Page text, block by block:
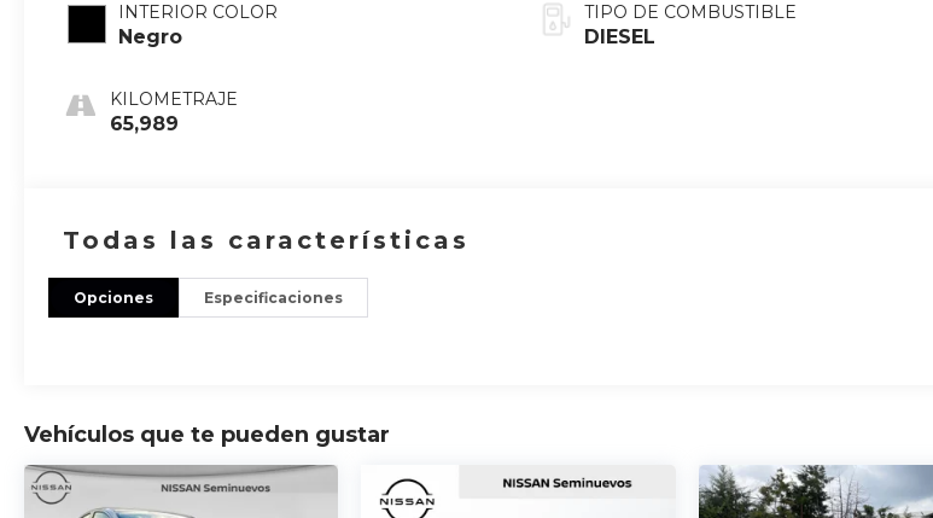
INTERIOR COLOR
Negro
KILOMETRAJE
65,989
TIPO DE COMBUSTIBLE
DIESEL
Todas las características
Opciones Especificaciones
Vehículos que te pueden gustar